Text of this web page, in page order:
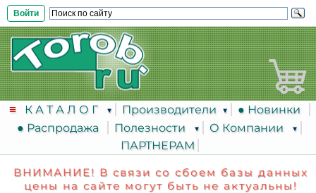
Войти
К А Т А Л О Г Производители
● Новинки
● Распродажа
Полезности
О Компании
ПАРТНЕРАМ
ВНИМАНИЕ! В связи со сбоем базы данных
цены на сайте могут быть не актуальны!